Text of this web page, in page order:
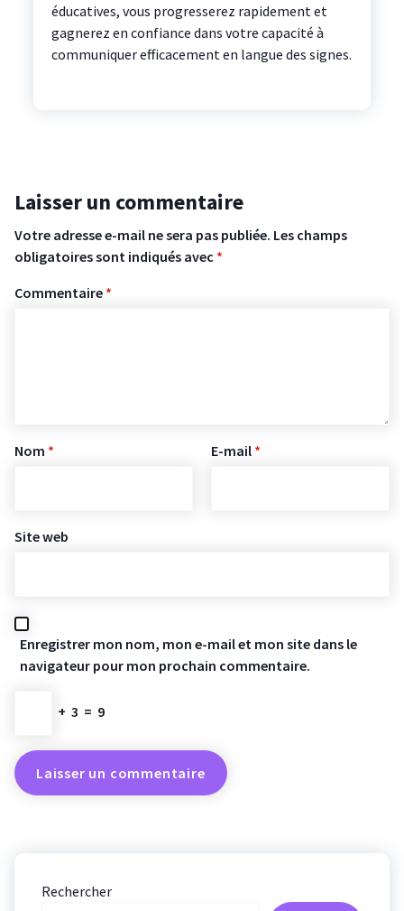
éducatives, vous progresserez rapidement et
gagnerez en confiance dans votre capacité à
communiquer efficacement en langue des signes.
Laisser un commentaire
Votre adresse e-mail ne sera pas publiée. Les champs
obligatoires sont indiqués avec *
Commentaire *
Nom * E-mail *
Site web
Enregistrer mon nom, mon e-mail et mon site dans le
navigateur pour mon prochain commentaire.
+ 3 = 9
Rechercher